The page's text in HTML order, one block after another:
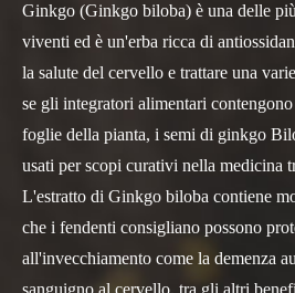
Ginkgo (Ginkgo biloba) è una delle
viventi ed è un'erba ricca di
la salute del cervello e trattare una
se gli integratori alimentari
foglie della pianta, i semi di ginkgo
usati per scopi curativi nella medicina
L'estratto di Ginkgo biloba contiene
che i fendenti consigliano possono
all'invecchiamento come la demenza
sanguigno al cervello, tra gli altri